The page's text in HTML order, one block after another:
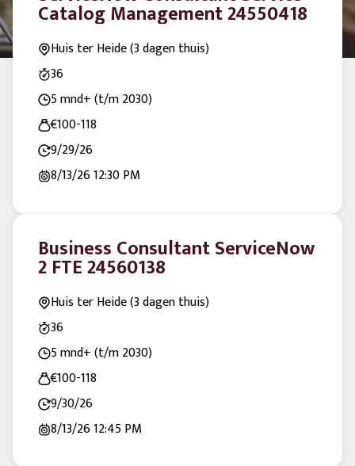
Catalog Management 24550418
Huis ter Heide (3 dagen thuis)
36
5 mnd+ (t/m 2030)
€100-118
9/29/26
8/13/2612:30 PM
Business Consultant ServiceNow
2 FTE 24560138
Huis ter Heide (3 dagen thuis)
36
5 mnd+ (t/m 2030)
€100-118
9/30/26
8/13/2612:45 PM